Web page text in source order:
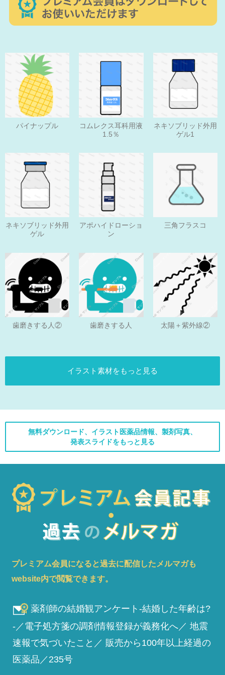
パイナップル
コムレクス耳科用液
1.5％
ネキソブリッド外用
ゲル1
ネキソブリッド外用
ゲル
アポハイドローショ
ン
三角フラスコ
歯磨きする人② 歯磨きする人 太陽＋紫外線②
イラスト素材をもっと見る
無料ダウンロード、イラスト医薬品情報、製剤写真、
発表スライドをもっと見る
プレミアム会員になると過去に配信したメルマガも
website内で閲覧できます。
薬剤師の結婚観アンケート-結婚した年齢は?
-／電子処方箋の調剤情報登録が義務化へ／ 地震
速報で気づいたこと／ 販売から100年以上経過の
医薬品／235号